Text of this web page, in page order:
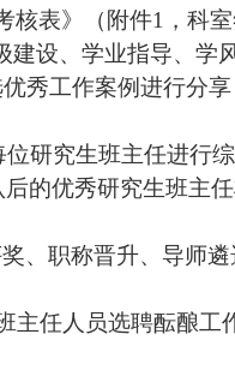
核表》（附件1 ， 科
建设、学业指导、学
秀工作案例进行分
研究生班主任进行
的优秀研究生班主
、职称晋升、导师
主任人员选聘酝酿工